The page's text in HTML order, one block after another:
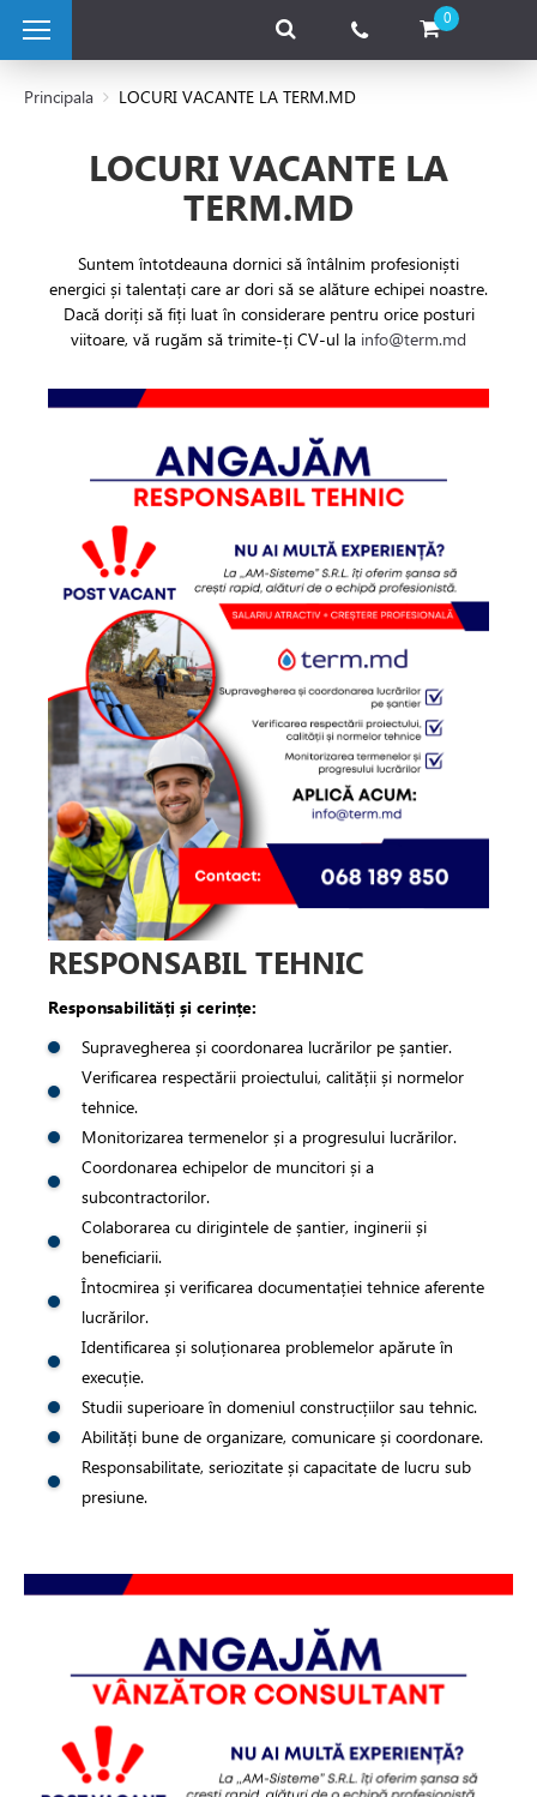
pe combustibil solid
electrice
de caldura
de aer conditionat
de circulatie
sisteme de încălzire
fum
si fitinguri
de apă și canalizare
expansiune
0
Principala LOCURI VACANTE LA TERM.MD
LOCURI VACANTE LA
TERM.MD
Suntem întotdeauna dornici să întâlnim profesioniști
energici și talentați care ar dori să se alăture echipei noastre.
Dacă doriți să fiți luat în considerare pentru orice posturi
viitoare, vă rugăm să trimite-ți CV-ul la info@term.md
RESPONSABIL TEHNIC
Responsabilități și cerințe:
Supravegherea și coordonarea lucrărilor pe șantier.
Verificarea respectării proiectului, calității și normelor
tehnice.
Monitorizarea termenelor și a progresului lucrărilor.
Coordonarea echipelor de muncitori și a
subcontractorilor.
Colaborarea cu dirigintele de șantier, inginerii și
beneficiarii.
Întocmirea și verificarea documentației tehnice aferente
lucrărilor.
Identificarea și soluționarea problemelor apărute în
execuție.
Studii superioare în domeniul construcțiilor sau tehnic.
Abilități bune de organizare, comunicare și coordonare.
Responsabilitate, seriozitate și capacitate de lucru sub
presiune.